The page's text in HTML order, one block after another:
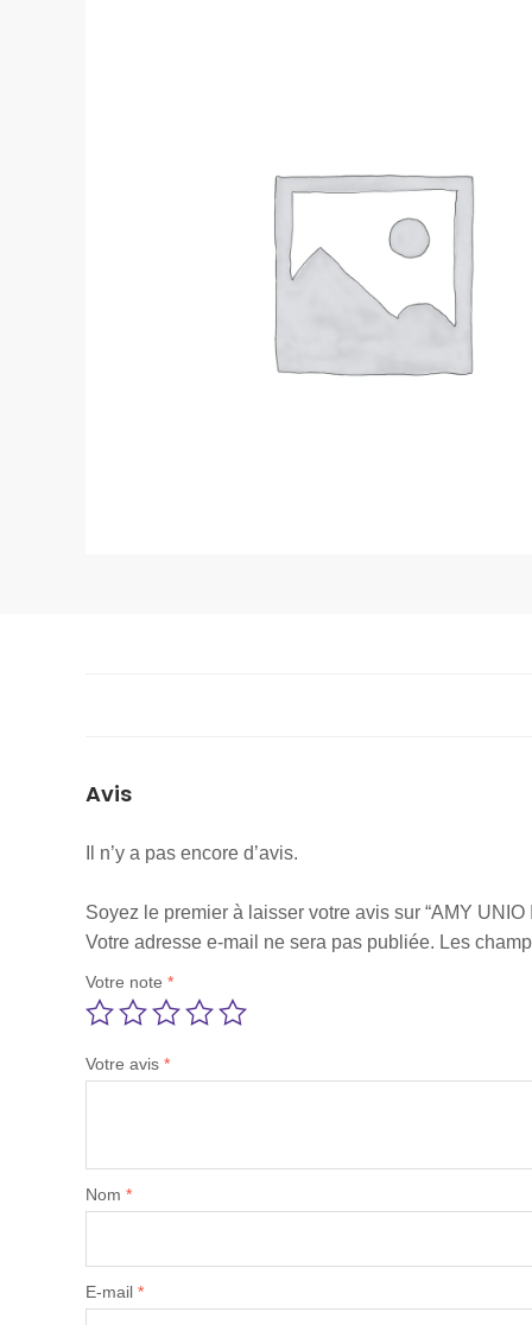
Avis
Il n’y a pas encore d’avis.
Soyez le premier à laisser votre avis sur “AMY UNIO
Votre adresse e-mail ne sera pas publiée. Les
Votre note *
Votre avis *
Nom *
E-mail *